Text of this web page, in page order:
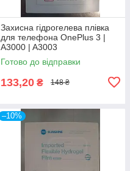
Захисна гідрогелева плівка
для телефона OnePlus 3 |
A3000 | A3003
Готово до відправки
133,20 ₴ 148 ₴
–10%